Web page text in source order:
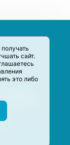
сайт.
это либо
услуги в РФ